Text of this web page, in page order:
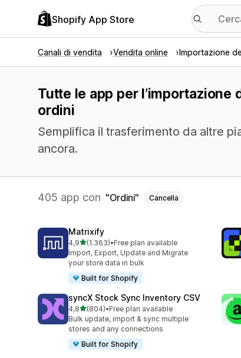
Shopify App Store
Canali di vendita Vendita online Importazione
Tutte le app per
ordini
Semplifica il trasferimento da altre
ancora.
405 app con Ordini Cancella
Matrixify
4,9stelle su 5
(1.363)
1363 recensioni totali
•Free plan available
Import, Export, Update and Migrate
your store data in bulk
Built for Shopify
syncX Stock Sync Inventory CSV
4,8stelle su 5
(804)
804 recensioni totali
•Free plan available
Bulk update, import & sync multiple
stores and any connections
Built for Shopify